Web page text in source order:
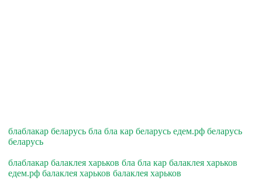
блаблакар беларусь бла бла кар беларусь едем.рф беларусь
беларусь
блаблакар балаклея харьков бла бла кар балаклея харьков
едем.рф балаклея харьков балаклея харьков